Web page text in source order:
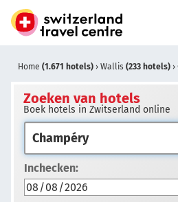
Home (1.671 hotels) › Wallis (233 hotels) ›
Zoeken van hotels
Boek hotels in Zwitserland online
Inchecken: